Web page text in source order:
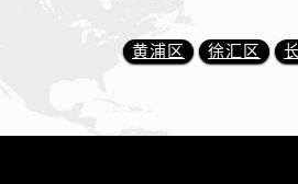
黄浦区 徐汇区